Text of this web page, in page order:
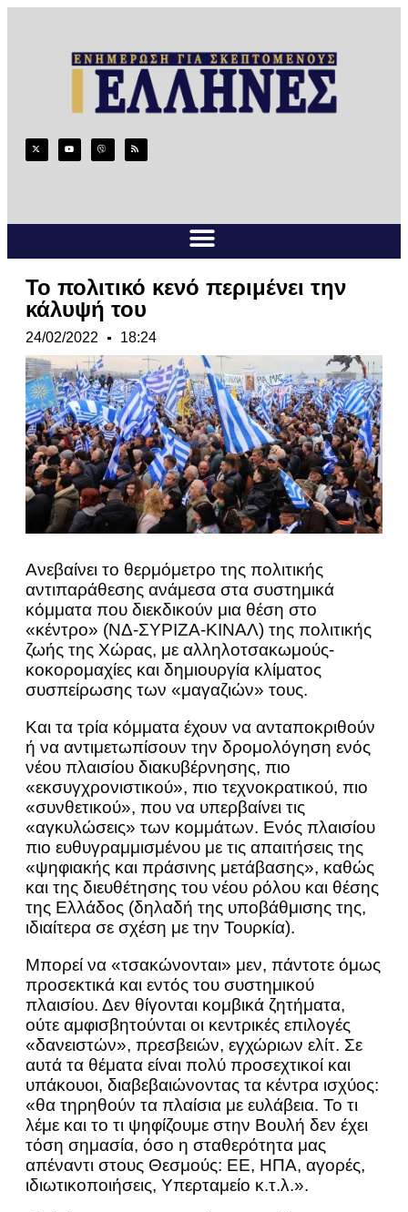
Το πολιτικό κενό περιμένει την
κάλυψή του
24/02/2022 18:24
Ανεβαίνει το θερμόμετρο της πολιτικής
αντιπαράθεσης ανάμεσα στα συστημικά
κόμματα που διεκδικούν μια θέση στο
«κέντρο» (ΝΔ-ΣΥΡΙΖΑ-ΚΙΝΑΛ) της πολιτικής
ζωής της Χώρας, με αλληλοτσακωμούς-
κοκορομαχίες και δημιουργία κλίματος
συσπείρωσης των «μαγαζιών» τους.
Και τα τρία κόμματα έχουν να ανταποκριθούν
ή να αντιμετωπίσουν την δρομολόγηση ενός
νέου πλαισίου διακυβέρνησης, πιο
«εκσυγχρονιστικού», πιο τεχνοκρατικού, πιο
«συνθετικού», που να υπερβαίνει τις
«αγκυλώσεις» των κομμάτων. Ενός πλαισίου
πιο ευθυγραμμισμένου με τις απαιτήσεις της
«ψηφιακής και πράσινης μετάβασης», καθώς
και της διευθέτησης του νέου ρόλου και θέσης
της Ελλάδος (δηλαδή της υποβάθμισης της,
ιδιαίτερα σε σχέση με την Τουρκία).
Μπορεί να «τσακώνονται» μεν, πάντοτε όμως
προσεκτικά και εντός του συστημικού
πλαισίου. Δεν θίγονται κομβικά ζητήματα,
ούτε αμφισβητούνται οι κεντρικές επιλογές
«δανειστών», πρεσβειών, εγχώριων ελίτ. Σε
αυτά τα θέματα είναι πολύ προσεχτικοί και
υπάκουοι, διαβεβαιώνοντας τα κέντρα ισχύος:
«θα τηρηθούν τα πλαίσια με ευλάβεια. Το τι
λέμε και το τι ψηφίζουμε στην Βουλή δεν έχει
τόση σημασία, όσο η σταθερότητα μας
απέναντι στους Θεσμούς: ΕΕ, ΗΠΑ, αγορές,
ιδιωτικοποιήσεις, Υπερταμείο κ.τ.λ.».